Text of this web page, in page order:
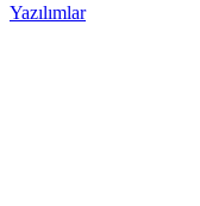
Yazılımlar